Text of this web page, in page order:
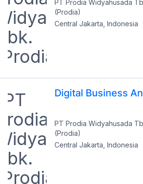
PT Prodia Widyahusada
(Prodia)
Central Jakarta, Indonesia
Digital Business
PT Prodia Widyahusada
(Prodia)
Central Jakarta, Indonesia